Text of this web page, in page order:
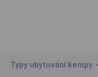
Typy ubytování kempy